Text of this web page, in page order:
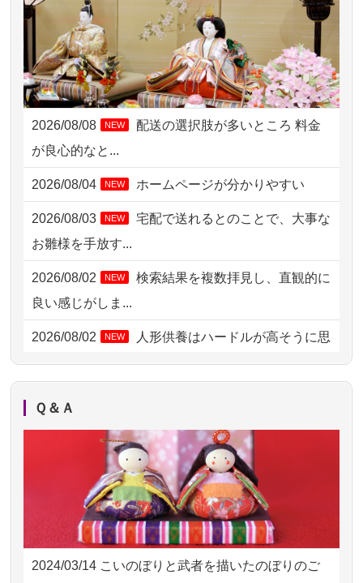
2026/08/06 09:17 三重県の方からお申込み
2026/08/06 06:48 横浜市の方からお申込み
2026/08/05 15:07 東京都の方からお申込み
2026/08/05 11:33 神奈川の方からお申込み
2026/08/04 00:38 中野区の方からお申込み
2026/08/03 21:17
2026/08/02 18:47 虎ノ門の方からお申込み
2026/08/02 11:15 千葉県の方からお申込み
2026/08/02 10:39
2026/08/02 09:15 神奈川の方からお申込み
2026/08/02 06:46 相模原の方からお申込み
2026/08/01 19:28 東京都の方からお申込み
2026/08/01 17:10 東京都の方からお申込み
2026/08/01 11:07 さいたの方からお申込み
2026/08/08 NEW
配送の選択肢が多いところ 料金
が良心的なと...
2026/08/04 NEW ホームページが分かりやすい
2026/08/03 NEW
宅配で送れるとのことで、大事な
お雛様を手放す...
2026/08/02 NEW
検索結果を複数拝見し、直観的に
良い感じがしま...
2026/08/02 NEW
人形供養はハードルが高そうに思
えるのですが、...
NEW
お人形の仕分けなども丁寧に行う
様子から、大切...
2026/07/25供養の内容（料金や送り方等）がとて
も丁寧に説...
2026/07/18 つい先日も利用させていただきまし
Ｑ＆Ａ
2024/03/14 こいのぼりと武者を描いたのぼりのご